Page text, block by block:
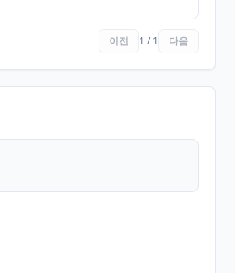
이전 1 / 1 다음